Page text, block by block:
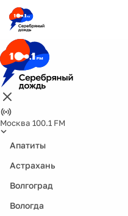
Москва 100.1 FM
Апатиты
Астрахань
Волгоград
Вологда